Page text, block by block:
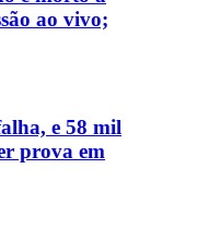
ao vivo;
e 58 mil
prova em